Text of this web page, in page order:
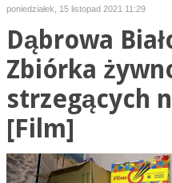
poniedziałek, 15 listopad 2021 11:29
Dąbrowa
Zbiórka
strzegących
[Film]